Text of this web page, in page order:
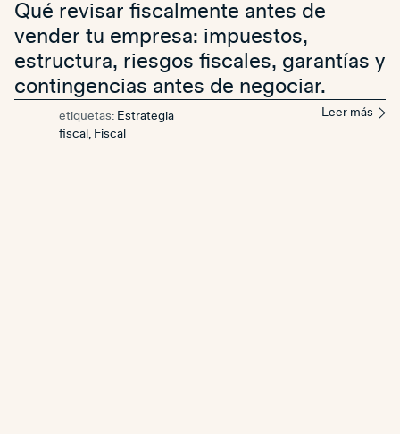
Qué revisar fiscalmente antes de
vender tu empresa: impuestos,
estructura, riesgos fiscales, garantías y
contingencias antes de negociar.
etiquetas: Estrategia
fiscal , Fiscal
Leer más